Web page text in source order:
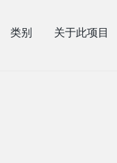
类别 关于此项目